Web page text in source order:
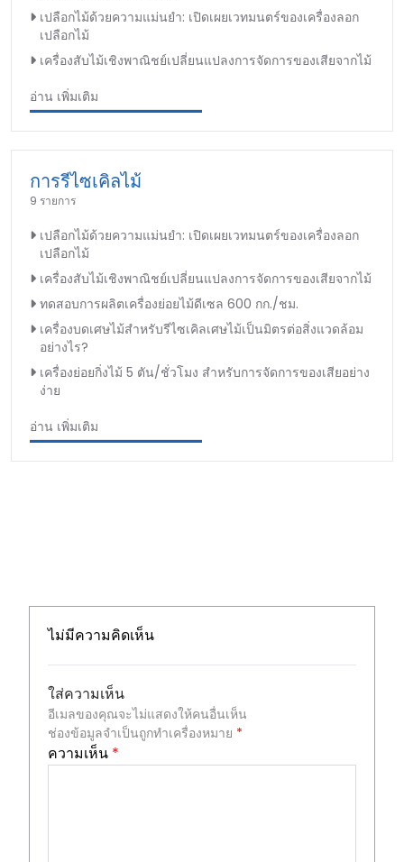
เปลือกไม้ด้วยความแม่นยำ: เปิดเผยเวทมนตร์ของเครื่องลอก
เปลือกไม้
เครื่องสับไม้เชิงพาณิชย์เปลี่ยนแปลงการจัดการของเสียจากไม้
อ่าน เพิ่มเติม
การรีไซเคิลไม้
9 รายการ
เปลือกไม้ด้วยความแม่นยำ: เปิดเผยเวทมนตร์ของเครื่องลอก
เปลือกไม้
เครื่องสับไม้เชิงพาณิชย์เปลี่ยนแปลงการจัดการของเสียจากไม้
ทดสอบการผลิตเครื่องย่อยไม้ดีเซล 600 กก./ชม.
เครื่องบดเศษไม้สำหรับรีไซเคิลเศษไม้เป็นมิตรต่อสิ่งแวดล้อม
อย่างไร?
เครื่องย่อยกิ่งไม้ 5 ตัน/ชั่วโมง สำหรับการจัดการของเสียอย่าง
ง่าย
อ่าน เพิ่มเติม
ไม่มีความคิดเห็น
ใส่ความเห็น
อีเมลของคุณจะไม่แสดงให้คนอื่นเห็น
ช่องข้อมูลจำเป็นถูกทำเครื่องหมาย *
ความเห็น *